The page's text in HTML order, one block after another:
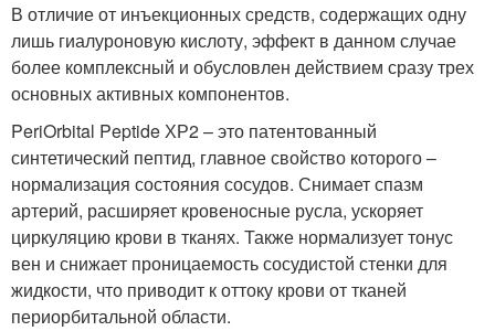
В отличие от инъекционных средств, содержащих одну
лишь гиалуроновую кислоту, эффект в данном случае
более комплексный и обусловлен действием сразу трех
основных активных компонентов.
PeriOrbital Peptide ХР2 – это патентованный
синтетический пептид, главное свойство которого –
нормализация состояния сосудов. Снимает спазм
артерий, расширяет кровеносные русла, ускоряет
циркуляцию крови в тканях. Также нормализует тонус
вен и снижает проницаемость сосудистой стенки для
жидкости, что приводит к оттоку крови от тканей
периорбитальной области.